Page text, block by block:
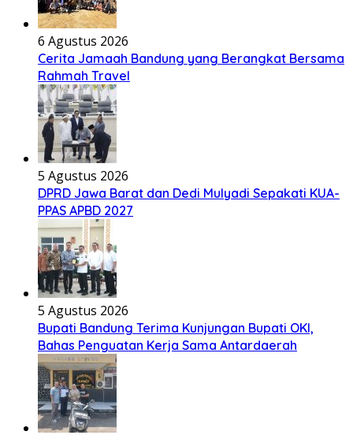
6 Agustus 2026
Cerita Jamaah Bandung yang Berangkat Bersama
Rahmah Travel
5 Agustus 2026
DPRD Jawa Barat dan Dedi Mulyadi Sepakati KUA-
PPAS APBD 2027
5 Agustus 2026
Bupati Bandung Terima Kunjungan Bupati OKI,
Bahas Penguatan Kerja Sama Antardaerah